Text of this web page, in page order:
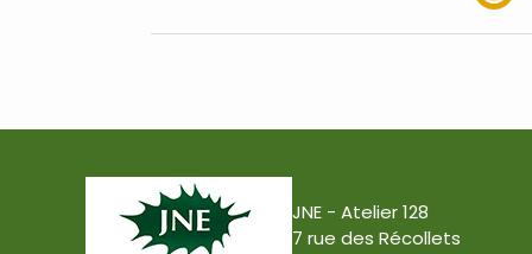
JNE - Atelier 128
7 rue des Récollets